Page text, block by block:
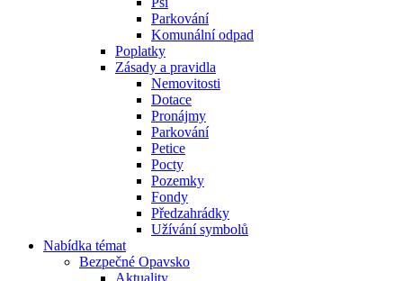
Parkování
Komunální odpad
Poplatky
Zásady a pravidla
Nemovitosti
Dotace
Pronájmy
Parkování
Petice
Pocty
Pozemky
Fondy
Předzahrádky
Užívání symbolů
Nabídka témat
Bezpečné Opavsko